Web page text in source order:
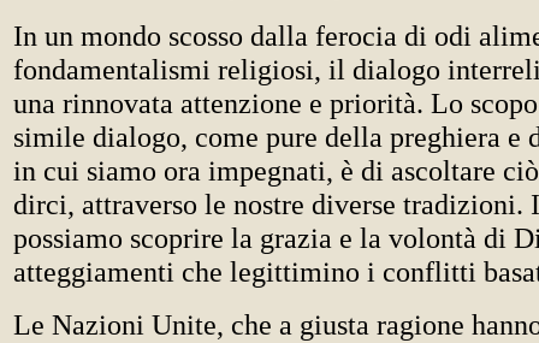
In un mondo scosso dalla ferocia di odi
fondamentalismi religiosi, il dialogo
una rinnovata attenzione e priorità. Lo
simile dialogo, come pure della preghiera e
in cui siamo ora impegnati, è di ascoltare
dirci, attraverso le nostre diverse tradizioni.
possiamo scoprire la grazia e la volontà di
atteggiamenti che legittimino i conflitti
Le Nazioni Unite, che a giusta ragione